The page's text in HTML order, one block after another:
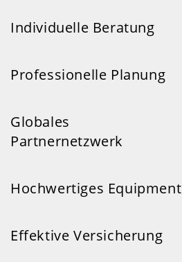
Individuelle Beratung
Professionelle Planung
Globales
Partnernetzwerk
Hochwertiges Equipment
Effektive Versicherung